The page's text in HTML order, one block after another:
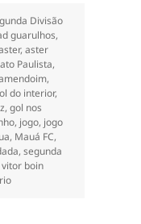
Divisão
guarulhos,
, aster
Paulista,
,
do interior,
, gol nos
, jogo, jogo
, Mauá FC,
, segunda
vitor boin
em Segunda fase da série B